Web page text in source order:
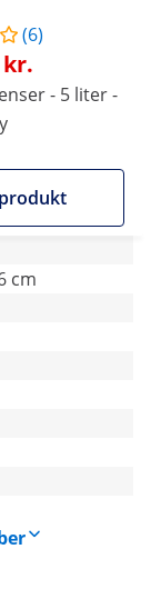
(6)
kr.
- 5 liter -
cm